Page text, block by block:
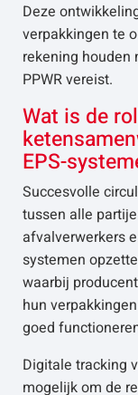
Deze
verpakkingen te
rekening houden
PPWR vereist.
Wat is de
EPS-
Succesvolle
tussen alle
afvalverwerkers
systemen
waarbij
hun
goed
Digitale tracking
mogelijk om de